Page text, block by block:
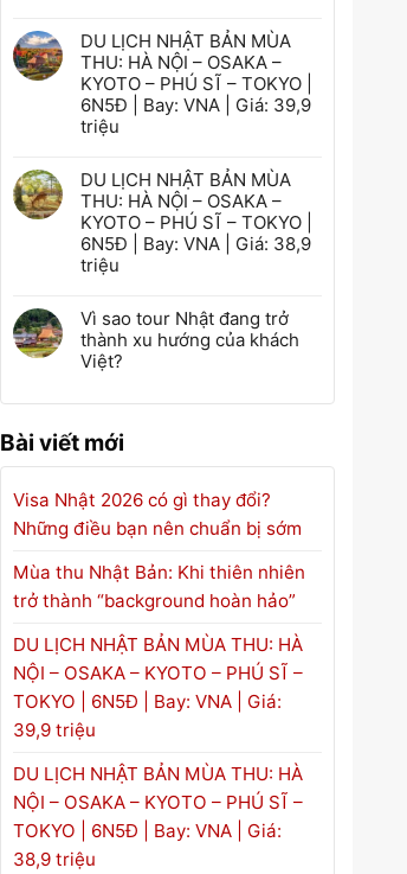
DU LỊCH NHẬT BẢN MÙA
THU: HÀ NỘI – OSAKA –
KYOTO – PHÚ SĨ – TOKYO |
6N5Đ | Bay: VNA | Giá: 39,9
triệu
DU LỊCH NHẬT BẢN MÙA
THU: HÀ NỘI – OSAKA –
KYOTO – PHÚ SĨ – TOKYO |
6N5Đ | Bay: VNA | Giá: 38,9
triệu
Vì sao tour Nhật đang trở
thành xu hướng của khách
Việt?
Bài viết mới
Visa Nhật 2026 có gì thay đổi?
Những điều bạn nên chuẩn bị sớm
Mùa thu Nhật Bản: Khi thiên nhiên
trở thành “background hoàn hảo”
DU LỊCH NHẬT BẢN MÙA THU: HÀ
NỘI – OSAKA – KYOTO – PHÚ SĨ –
TOKYO | 6N5Đ | Bay: VNA | Giá:
39,9 triệu
DU LỊCH NHẬT BẢN MÙA THU: HÀ
NỘI – OSAKA – KYOTO – PHÚ SĨ –
TOKYO | 6N5Đ | Bay: VNA | Giá:
38,9 triệu